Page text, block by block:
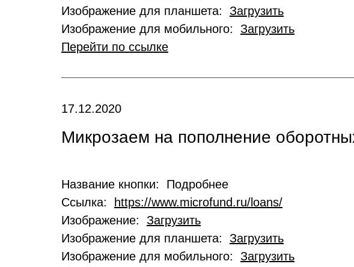
Изображение для планшета: Загрузить
Изображение для мобильного: Загрузить
Перейти по ссылке
17.12.2020
Микрозаем на пополнение
Название кнопки: Подробнее
Ссылка:
https://www.microfund.ru/loans/
Изображение: Загрузить
Изображение для планшета: Загрузить
Изображение для мобильного: Загрузить